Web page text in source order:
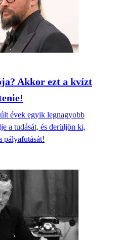
Akkor ezt a kvízt
évek egyik legnagyobb
a tudását, és derüljön ki,
pályafutását!